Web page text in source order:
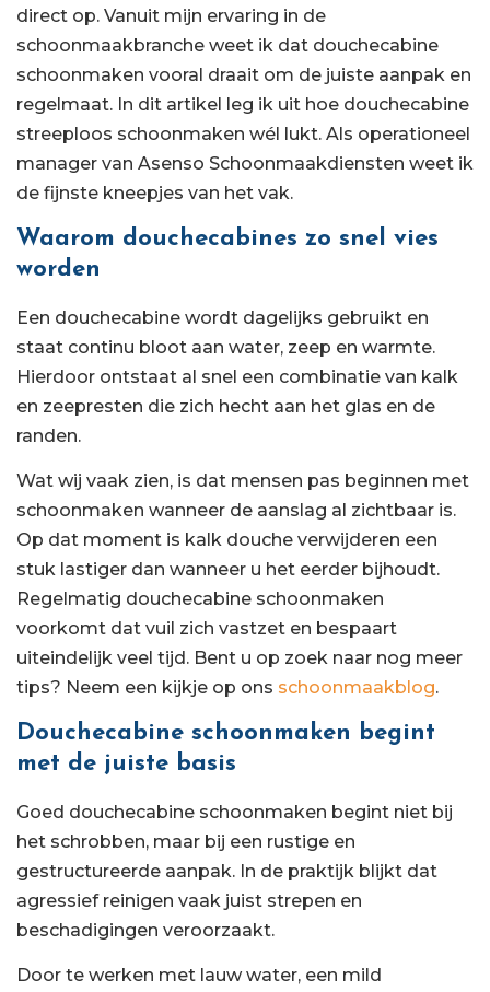
direct op. Vanuit mijn ervaring in de
schoonmaakbranche weet ik dat douchecabine
schoonmaken vooral draait om de juiste aanpak en
regelmaat. In dit artikel leg ik uit hoe douchecabine
streeploos schoonmaken wél lukt. Als operationeel
manager van Asenso Schoonmaakdiensten weet ik
de fijnste kneepjes van het vak.
Waarom douchecabines zo snel vies
worden
Een douchecabine wordt dagelijks gebruikt en
staat continu bloot aan water, zeep en warmte.
Hierdoor ontstaat al snel een combinatie van kalk
en zeepresten die zich hecht aan het glas en de
randen.
Wat wij vaak zien, is dat mensen pas beginnen met
schoonmaken wanneer de aanslag al zichtbaar is.
Op dat moment is kalk douche verwijderen een
stuk lastiger dan wanneer u het eerder bijhoudt.
Regelmatig douchecabine schoonmaken
voorkomt dat vuil zich vastzet en bespaart
uiteindelijk veel tijd. Bent u op zoek naar nog meer
tips? Neem een kijkje op ons schoonmaakblog.
Douchecabine schoonmaken begint
met de juiste basis
Goed douchecabine schoonmaken begint niet bij
het schrobben, maar bij een rustige en
gestructureerde aanpak. In de praktijk blijkt dat
agressief reinigen vaak juist strepen en
beschadigingen veroorzaakt.
Door te werken met lauw water, een mild